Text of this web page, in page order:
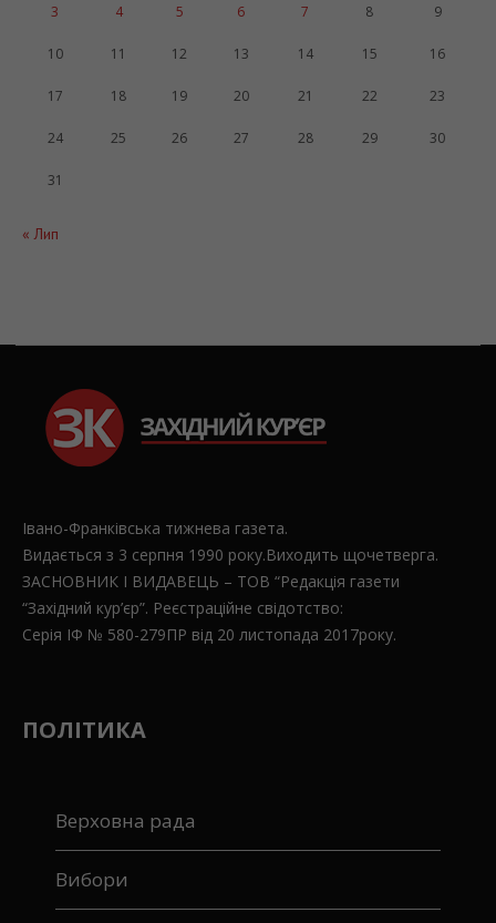
« Лип
3 4 5 6 7 8 9
10 11 12 13 14 15 16
17 18 19 20 21 22 23
24 25 26 27 28 29 30
31
Івано-Франківська тижнева газета.
Видається з 3 серпня 1990 року.Виходить щочетверга.
ЗАСНОВНИК І ВИДАВЕЦЬ – ТОВ “Редакція газети
“Західний кур’єр”. Реєстраційне свідотство:
Серія ІФ № 580-279ПР від 20 листопада 2017року.
ПОЛІТИКА
Верховна рада
Вибори